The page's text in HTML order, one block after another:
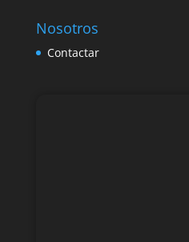
Nosotros
Contactar